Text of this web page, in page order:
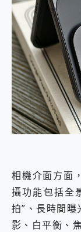
相機介面方面
攝功能包括全
拍”、長時間
影、白平衡、